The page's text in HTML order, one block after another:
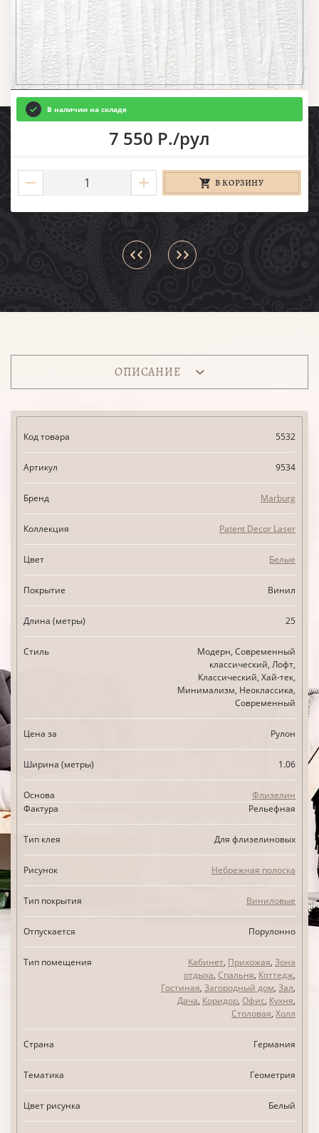
В наличии на складе
7 550 Р./рул
В КОРЗИНУ
ОПИСАНИЕ
Код товара 5532
Артикул 9534
Бренд Marburg
Коллекция Patent Decor Laser
Цвет Белые
Покрытие Винил
Длина (метры) 25
Стиль
Модерн, Современный
классический, Лофт,
Классический, Хай-тек,
Минимализм, Неоклассика,
Современный
Цена за Рулон
Ширина (метры) 1.06
Основа
Флизелин
Фактура
Рельефная
Тип клея Для флизелиновых
Рисунок Небрежная полоска
Тип покрытия Виниловые
Отпускается Порулонно
Тип помещения Кабинет, Прихожая, Зона
отдыха, Спальня, Коттедж,
Гостиная, Загородный дом, Зал,
Дача, Коридор, Офис, Кухня,
Столовая, Холл
Страна Германия
Тематика Геометрия
Цвет рисунка Белый